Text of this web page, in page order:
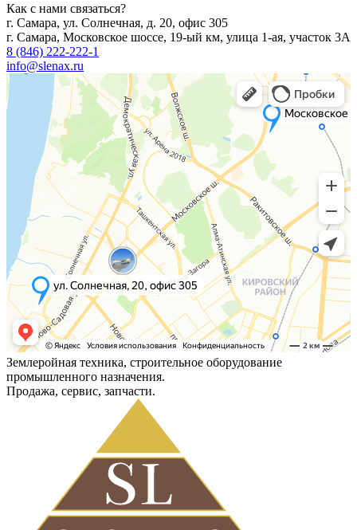
Как с нами связаться?
г. Самара, ул. Солнечная, д. 20, офис 305
г. Самара, Московское шоссе, 19-ый км, улица 1-ая, участок 3А
8 (846) 222-222-1
info@slenax.ru
Землеройная техника, строительное оборудование
промышленного назначения.
Продажа, сервис, запчасти.